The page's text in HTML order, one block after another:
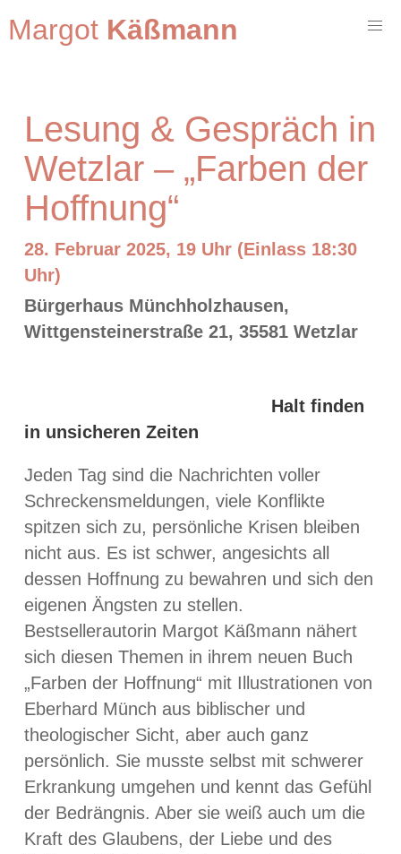
Margot Käßmann
Lesung & Gespräch in
Wetzlar – „Farben der
Hoffnung“
28. Februar 2025, 19 Uhr (Einlass 18:30
Uhr)
Bürgerhaus Münchholzhausen,
Wittgensteinerstraße 21, 35581 Wetzlar
Halt finden
in unsicheren Zeiten
Jeden Tag sind die Nachrichten voller
Schreckensmeldungen, viele Konflikte
spitzen sich zu, persönliche Krisen bleiben
nicht aus. Es ist schwer, angesichts all
dessen Hoffnung zu bewahren und sich den
eigenen Ängsten zu stellen.
Bestsellerautorin Margot Käßmann nähert
sich diesen Themen in ihrem neuen Buch
„Farben der Hoffnung“ mit Illustrationen von
Eberhard Münch aus biblischer und
theologischer Sicht, aber auch ganz
persönlich. Sie musste selbst mit schwerer
Erkrankung umgehen und kennt das Gefühl
der Bedrängnis. Aber sie weiß auch um die
Kraft des Glaubens, der Liebe und des